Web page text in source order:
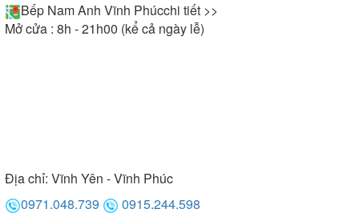
Bếp Nam Anh Vĩnh Phúcchi tiết >>
Mở cửa : 8h - 21h00 (kể cả ngày lễ)
Địa chỉ: Vĩnh Yên - Vĩnh Phúc
0971.048.739
0915.244.598